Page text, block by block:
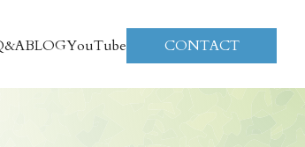
BLOGYouTube CONTACT